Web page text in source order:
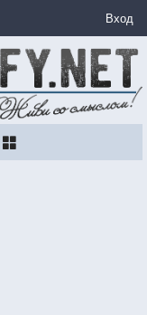
Вход